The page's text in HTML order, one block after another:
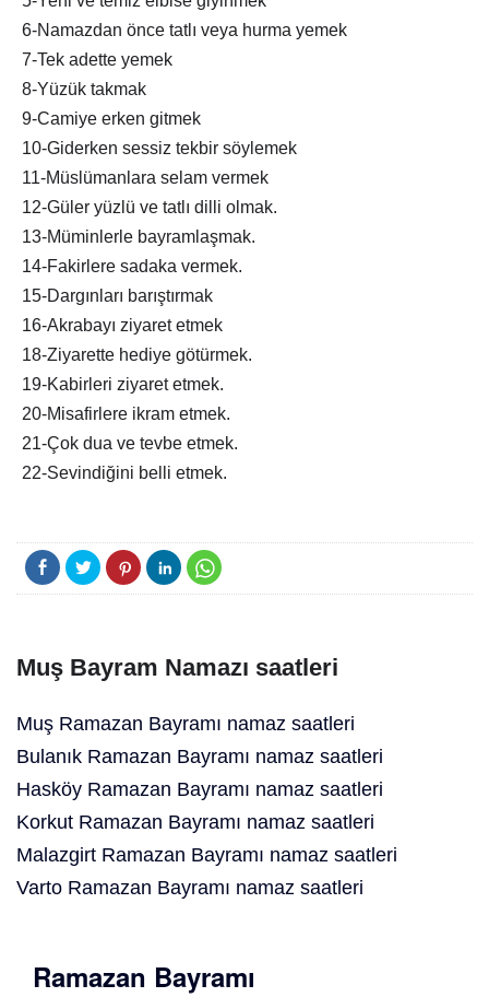
6-Namazdan önce tatlı veya hurma yemek
7-Tek adette yemek
8-Yüzük takmak
9-Camiye erken gitmek
10-Giderken sessiz tekbir söylemek
11-Müslümanlara selam vermek
12-Güler yüzlü ve tatlı dilli olmak.
13-Müminlerle bayramlaşmak.
14-Fakirlere sadaka vermek.
15-Dargınları barıştırmak
16-Akrabayı ziyaret etmek
18-Ziyarette hediye götürmek.
19-Kabirleri ziyaret etmek.
20-Misafirlere ikram etmek.
21-Çok dua ve tevbe etmek.
22-Sevindiğini belli etmek.
Muş Bayram Namazı saatleri
Muş Ramazan Bayramı namaz saatleri
Bulanık Ramazan Bayramı namaz saatleri
Hasköy Ramazan Bayramı namaz saatleri
Korkut Ramazan Bayramı namaz saatleri
Malazgirt Ramazan Bayramı namaz saatleri
Varto Ramazan Bayramı namaz saatleri
Ramazan Bayramı